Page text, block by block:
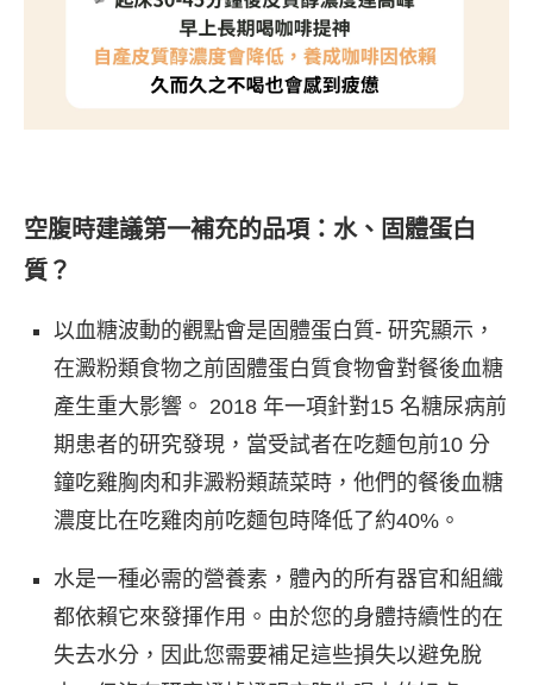
空腹時建議第一補充的品項：水、固體蛋白
質？
以血糖波動的觀點會是固體蛋白質- 研究顯示，
在澱粉類食物之前固體蛋白質食物會對餐後血糖
產生重大影響。 2018 年一項針對15 名糖尿病前
期患者的研究發現，當受試者在吃麵包前10 分
鐘吃雞胸肉和非澱粉類蔬菜時，他們的餐後血糖
濃度比在吃雞肉前吃麵包時降低了約40%。
水是一種必需的營養素，體內的所有器官和組織
都依賴它來發揮作用。由於您的身體持續性的在
失去水分，因此您需要補足這些損失以避免脫